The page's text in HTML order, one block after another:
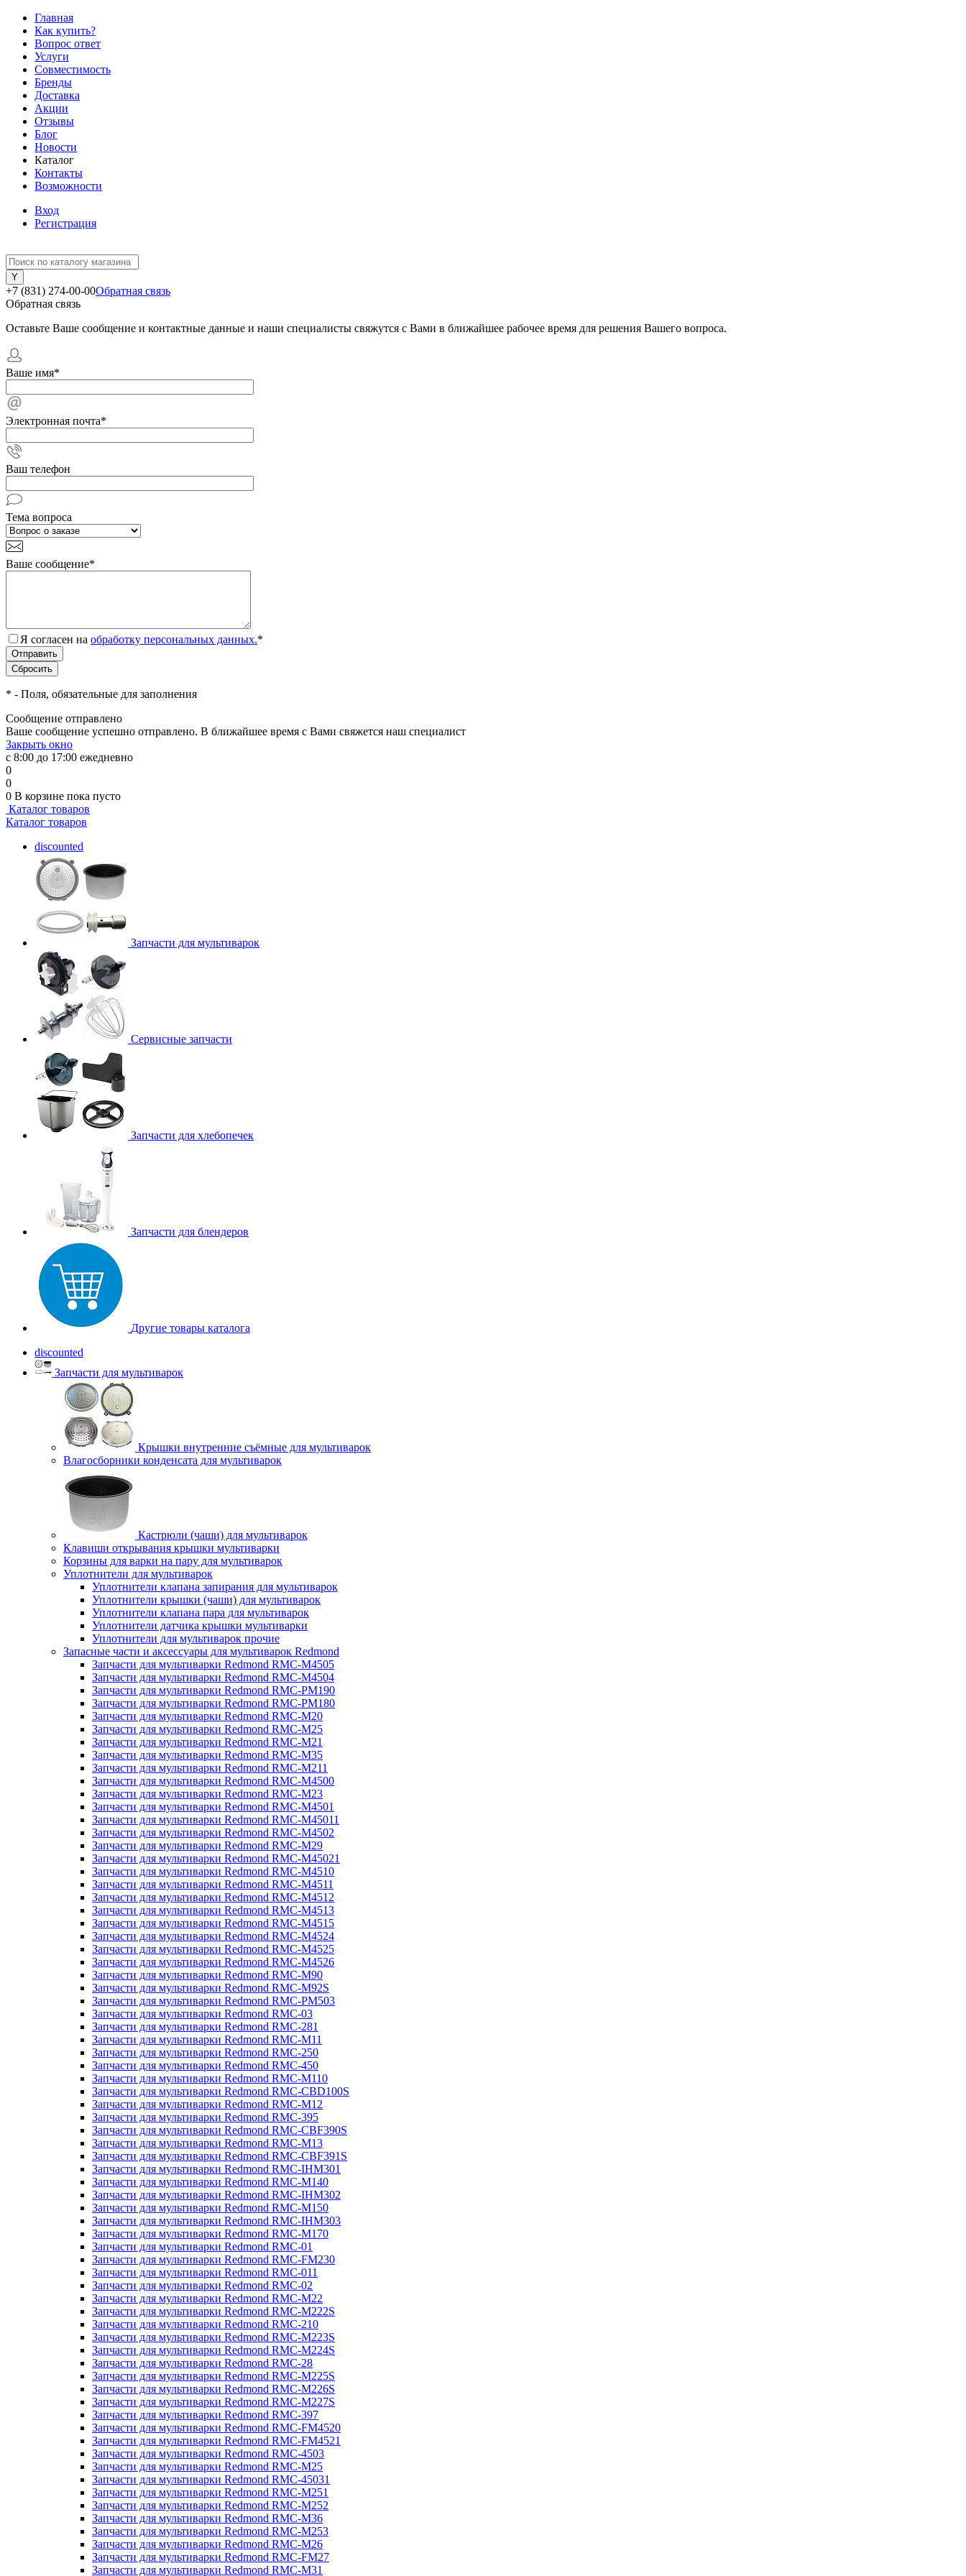
Главная
Как купить?
Вопрос ответ
Услуги
Совместимость
Бренды
Доставка
Акции
Отзывы
Блог
Новости
Каталог
Контакты
Возможности
Вход
Регистрация
+7 (831) 274-00-00Обратная связь
Обратная связь
Оставьте Ваше сообщение и контактные данные и наши специалисты свяжутся с Вами в ближайшее рабочее время для решения Вашего вопроса.
Ваше имя*
Электронная почта*
Ваш телефон
Тема вопроса
Ваше сообщение*
Я согласен на обработку персональных данных.*
* - Поля, обязательные для заполнения
Сообщение отправлено
Ваше сообщение успешно отправлено. В ближайшее время с Вами свяжется наш специалист
Закрыть окно
с 8:00 до 17:00 ежедневно
0
0
0 В корзине пока пусто
Каталог товаров
Каталог товаров
discounted
Запчасти для мультиварок
Сервисные запчасти
Запчасти для хлебопечек
Запчасти для блендеров
Другие товары каталога
discounted
Запчасти для мультиварок
Крышки внутренние съёмные для мультиварок
Влагосборники конденсата для мультиварок
Кастрюли (чаши) для мультиварок
Клавиши открывания крышки мультиварки
Корзины для варки на пару для мультиварок
Уплотнители для мультиварок
Уплотнители клапана запирания для мультиварок
Уплотнители крышки (чаши) для мультиварок
Уплотнители клапана пара для мультиварок
Уплотнители датчика крышки мультиварки
Уплотнители для мультиварок прочие
Запасные части и аксессуары для мультиварок Redmond
Запчасти для мультиварки Redmond RMC-M4505
Запчасти для мультиварки Redmond RMC-M4504
Запчасти для мультиварки Redmond RMC-PM190
Запчасти для мультиварки Redmond RMC-PM180
Запчасти для мультиварки Redmond RMC-M20
Запчасти для мультиварки Redmond RMC-M25
Запчасти для мультиварки Redmond RMC-M21
Запчасти для мультиварки Redmond RMC-M35
Запчасти для мультиварки Redmond RMC-M211
Запчасти для мультиварки Redmond RMC-M4500
Запчасти для мультиварки Redmond RMC-M23
Запчасти для мультиварки Redmond RMC-M4501
Запчасти для мультиварки Redmond RMC-M45011
Запчасти для мультиварки Redmond RMC-M4502
Запчасти для мультиварки Redmond RMC-M29
Запчасти для мультиварки Redmond RMC-M45021
Запчасти для мультиварки Redmond RMC-M4510
Запчасти для мультиварки Redmond RMC-M4511
Запчасти для мультиварки Redmond RMC-M4512
Запчасти для мультиварки Redmond RMC-M4513
Запчасти для мультиварки Redmond RMC-M4515
Запчасти для мультиварки Redmond RMC-M4524
Запчасти для мультиварки Redmond RMC-M4525
Запчасти для мультиварки Redmond RMC-M4526
Запчасти для мультиварки Redmond RMC-M90
Запчасти для мультиварки Redmond RMC-M92S
Запчасти для мультиварки Redmond RMC-PM503
Запчасти для мультиварки Redmond RMC-03
Запчасти для мультиварки Redmond RMC-281
Запчасти для мультиварки Redmond RMC-M11
Запчасти для мультиварки Redmond RMC-250
Запчасти для мультиварки Redmond RMC-450
Запчасти для мультиварки Redmond RMC-M110
Запчасти для мультиварки Redmond RMC-CBD100S
Запчасти для мультиварки Redmond RMC-M12
Запчасти для мультиварки Redmond RMC-395
Запчасти для мультиварки Redmond RMC-CBF390S
Запчасти для мультиварки Redmond RMC-M13
Запчасти для мультиварки Redmond RMC-CBF391S
Запчасти для мультиварки Redmond RMC-IHM301
Запчасти для мультиварки Redmond RMC-M140
Запчасти для мультиварки Redmond RMC-IHM302
Запчасти для мультиварки Redmond RMC-M150
Запчасти для мультиварки Redmond RMC-IHM303
Запчасти для мультиварки Redmond RMC-M170
Запчасти для мультиварки Redmond RMC-01
Запчасти для мультиварки Redmond RMC-FM230
Запчасти для мультиварки Redmond RMC-011
Запчасти для мультиварки Redmond RMC-02
Запчасти для мультиварки Redmond RMC-M22
Запчасти для мультиварки Redmond RMC-M222S
Запчасти для мультиварки Redmond RMC-210
Запчасти для мультиварки Redmond RMC-M223S
Запчасти для мультиварки Redmond RMC-M224S
Запчасти для мультиварки Redmond RMC-28
Запчасти для мультиварки Redmond RMC-M225S
Запчасти для мультиварки Redmond RMC-M226S
Запчасти для мультиварки Redmond RMC-M227S
Запчасти для мультиварки Redmond RMC-397
Запчасти для мультиварки Redmond RMC-FM4520
Запчасти для мультиварки Redmond RMC-FM4521
Запчасти для мультиварки Redmond RMC-4503
Запчасти для мультиварки Redmond RMC-M25
Запчасти для мультиварки Redmond RMC-45031
Запчасти для мультиварки Redmond RMC-M251
Запчасти для мультиварки Redmond RMC-M252
Запчасти для мультиварки Redmond RMC-M36
Запчасти для мультиварки Redmond RMC-M253
Запчасти для мультиварки Redmond RMC-M26
Запчасти для мультиварки Redmond RMC-FM27
Запчасти для мультиварки Redmond RMC-M31